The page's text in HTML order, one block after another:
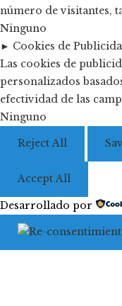
número de visitantes,
Ninguno
► Cookies de
Las cookies de
personalizados
efectividad de las
Ninguno
Reject All
Accept All
Desarrollado por